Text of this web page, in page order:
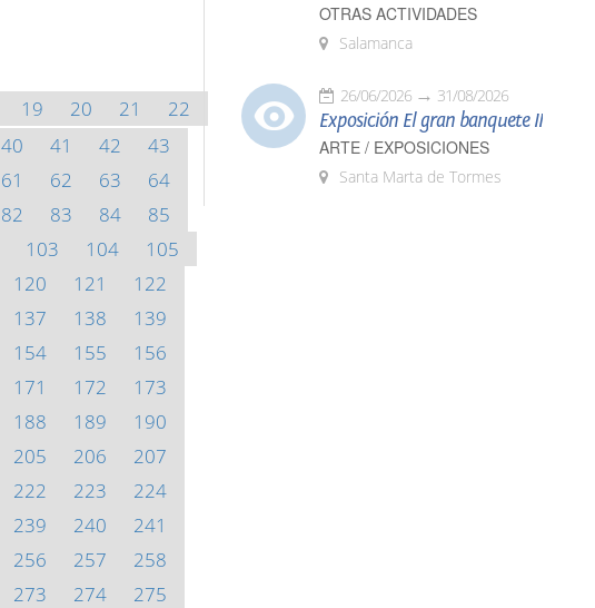
19 20 21
22
40 41 42
43
61 62 63
64
82 83 84
85
103 104
105
120 121
122
137 138
139
154 155
156
171 172
173
188 189
190
205 206
207
222 223
224
239 240
241
256 257
258
273 274 275
OTRAS ACTIVIDADES
Salamanca
26/06/2026 31/08/2026
Exposición El gran banquete II
ARTE / EXPOSICIONES
Santa Marta de Tormes